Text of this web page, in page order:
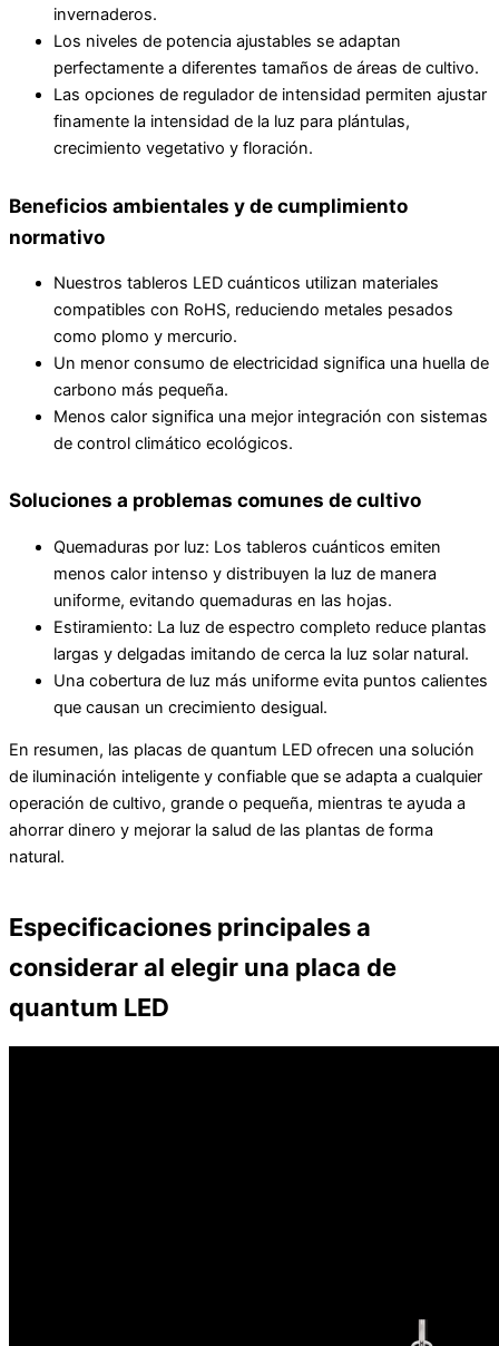
invernaderos.
Los niveles de potencia ajustables se adaptan
perfectamente a diferentes tamaños de áreas de cultivo.
Las opciones de regulador de intensidad permiten ajustar
finamente la intensidad de la luz para plántulas,
crecimiento vegetativo y floración.
Beneficios ambientales y de cumplimiento
normativo
Nuestros tableros LED cuánticos utilizan materiales
compatibles con RoHS, reduciendo metales pesados
como plomo y mercurio.
Un menor consumo de electricidad significa una huella de
carbono más pequeña.
Menos calor significa una mejor integración con sistemas
de control climático ecológicos.
Soluciones a problemas comunes de cultivo
Quemaduras por luz: Los tableros cuánticos emiten
menos calor intenso y distribuyen la luz de manera
uniforme, evitando quemaduras en las hojas.
Estiramiento: La luz de espectro completo reduce plantas
largas y delgadas imitando de cerca la luz solar natural.
Una cobertura de luz más uniforme evita puntos calientes
que causan un crecimiento desigual.
En resumen, las placas de quantum LED ofrecen una solución
de iluminación inteligente y confiable que se adapta a cualquier
operación de cultivo, grande o pequeña, mientras te ayuda a
ahorrar dinero y mejorar la salud de las plantas de forma
natural.
Especificaciones principales a
considerar al elegir una placa de
quantum LED